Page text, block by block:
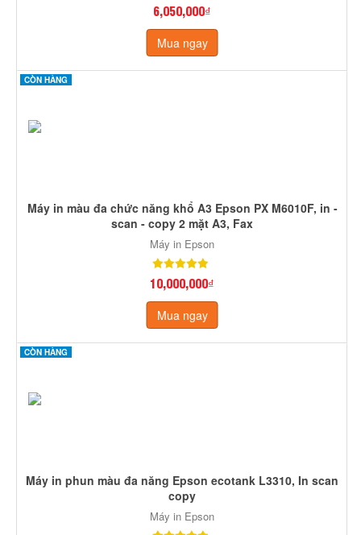
6,050,000₫
Mua ngay
CÒN HÀNG
Máy in màu đa chức năng khổ A3 Epson PX M6010F, in -
scan - copy 2 mặt A3, Fax
Máy in Epson
10,000,000₫
Mua ngay
CÒN HÀNG
Máy in phun màu đa năng Epson ecotank L3310, In scan
copy
Máy in Epson